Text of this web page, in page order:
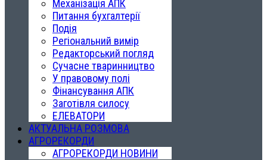
Механізація АПК
Питання бухгалтерії
Подія
Регіональний вимір
Редакторський погляд
Сучасне тваринництво
У правовому полі
Фінансування АПК
Заготівля силосу
ЕЛЕВАТОРИ
АКТУАЛЬНА РОЗМОВА
АГРОРЕКОРДИ
АГРОРЕКОРДИ НОВИНИ